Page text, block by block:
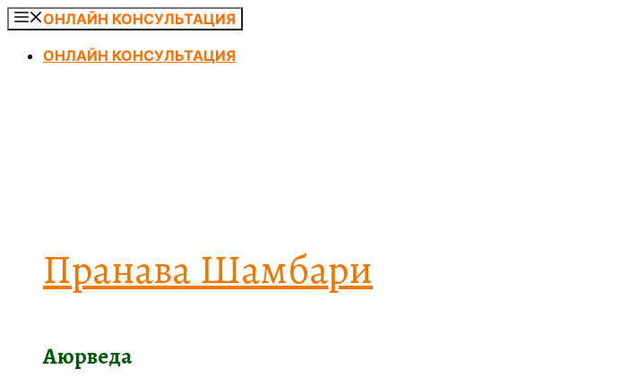
Перейти
содержимому
ОНЛАЙН КОНСУЛЬТАЦИЯ
ОНЛАЙН КОНСУЛЬТАЦИЯ
Пранава Шамбари
Аюрведа